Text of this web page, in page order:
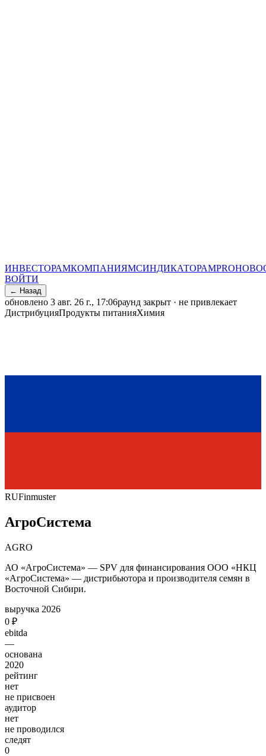
ИНВЕСТОРАМКОМПАНИЯМСИНДИКАТОРАМPRO
ВОЙТИ
← Назад
обновлено 3 авг. 26 г., 17:06раунд закрыт · не привлекает
ДистрибуцияПродукты питанияХимия
RUFinmuster
АгроСистема
AGRO
АО «АгроСистема» — SPV для финансирования ООО «НКЦ
«АгроСистема» — дистрибьютора и производителя семян в
Восточной Сибири.
выручка 2026
0 ₽
ebitda
—
основана
2020
рейтинг
нет
не присвоен
аудитор
нет
не проводился
следят
0